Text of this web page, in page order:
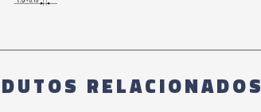
RELACIONADOS